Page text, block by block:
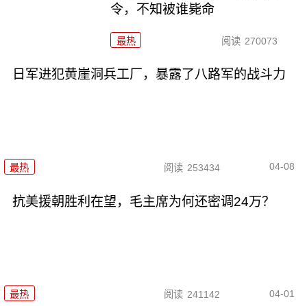
令，不知被谁毙命
最热 阅读 270073
日军进犯黄崖洞兵工厂，暴露了八路军的战斗力
最热 阅读 253434 04-08
抗美援朝胜利在望，毛主席为何还密调24万？
最热 阅读 241142 04-01